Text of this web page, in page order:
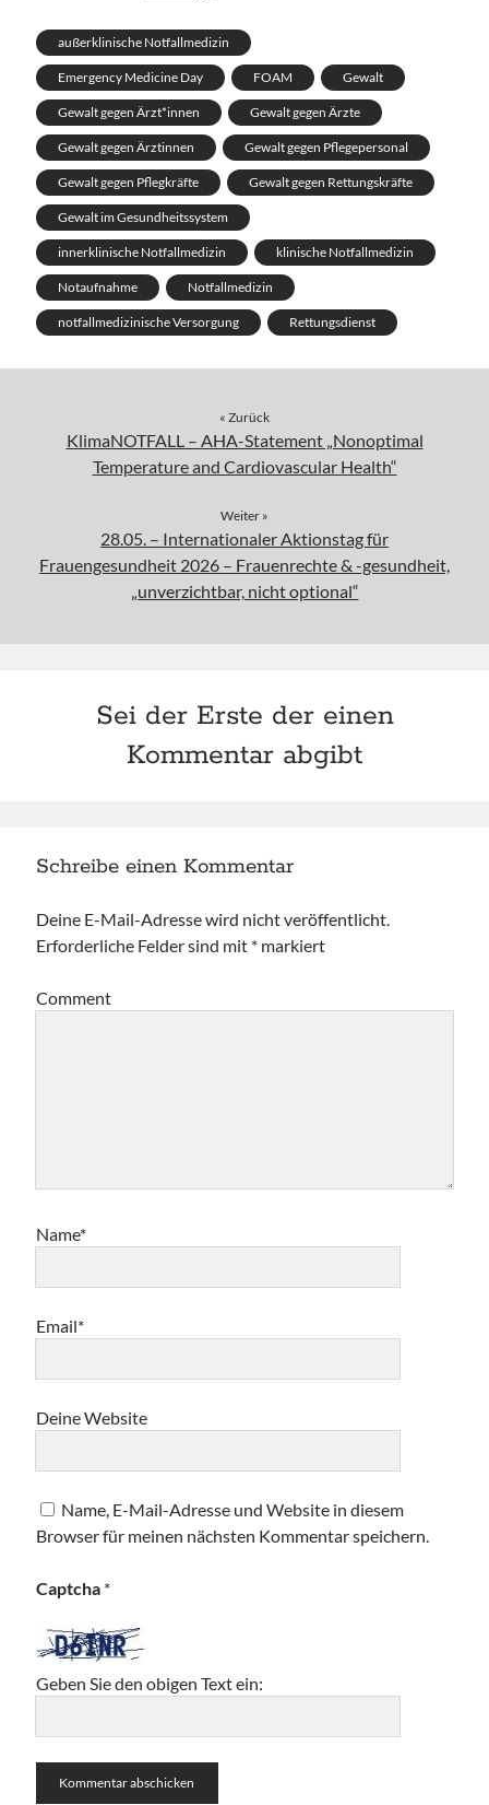
außerklinische Notfallmedizin
Emergency Medicine Day FOAM Gewalt
Gewalt gegen Ärzt*innen Gewalt gegen Ärzte
Gewalt gegen Ärztinnen Gewalt gegen Pflegepersonal
Gewalt gegen Pflegkräfte Gewalt gegen Rettungskräfte
Gewalt im Gesundheitssystem
innerklinische Notfallmedizin klinische Notfallmedizin
Notaufnahme Notfallmedizin
notfallmedizinische Versorgung Rettungsdienst
« Zurück
KlimaNOTFALL – AHA-Statement „Nonoptimal
Temperature and Cardiovascular Health“
Weiter »
28.05. – Internationaler Aktionstag für
Frauengesundheit 2026 – Frauenrechte & -gesundheit,
„unverzichtbar, nicht optional“
Sei der Erste der einen
Kommentar abgibt
Schreibe einen Kommentar
Deine E-Mail-Adresse wird nicht veröffentlicht.
Erforderliche Felder sind mit * markiert
Comment
Name*
Email*
Deine Website
Name, E-Mail-Adresse und Website in diesem
Browser für meinen nächsten Kommentar speichern.
Captcha *
Geben Sie den obigen Text ein: